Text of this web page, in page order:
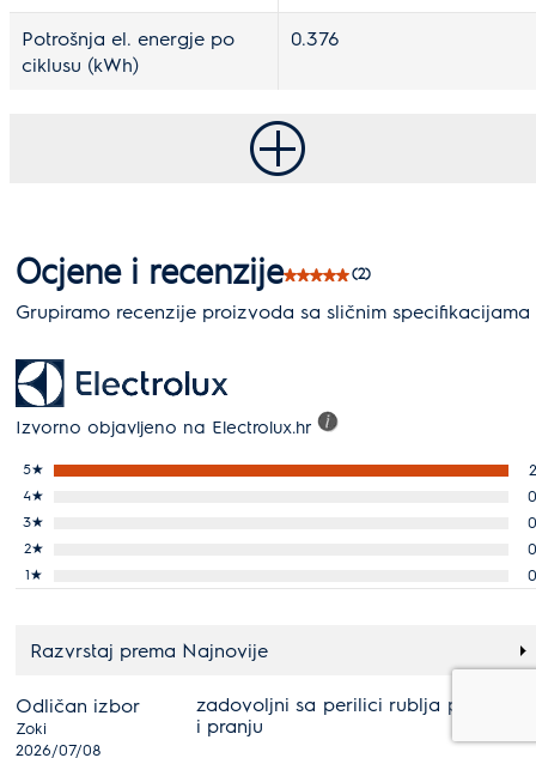
Potrošnja el. energje po
ciklusu (kWh)
0.376
Ocjene i recenzije (2)
Grupiramo recenzije proizvoda sa sličnim specifikacijama
Izvorno objavljeno na Electrolux.hr
5★ 2
4★ 0
3★ 0
2★ 0
1★ 0
Razvrstaj prema Najnovije
Odličan izbor
Zoki
2026/07/08
zadovoljni sa perilici rublja po
i pranju